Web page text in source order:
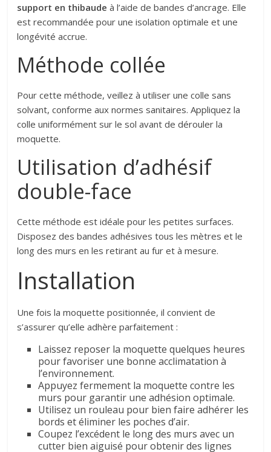
support en thibaude à l’aide de bandes d’ancrage. Elle
est recommandée pour une isolation optimale et une
longévité accrue.
Méthode collée
Pour cette méthode, veillez à utiliser une colle sans
solvant, conforme aux normes sanitaires. Appliquez la
colle uniformément sur le sol avant de dérouler la
moquette.
Utilisation d’adhésif
double-face
Cette méthode est idéale pour les petites surfaces.
Disposez des bandes adhésives tous les mètres et le
long des murs en les retirant au fur et à mesure.
Installation
Une fois la moquette positionnée, il convient de
s’assurer qu’elle adhère parfaitement :
Laissez reposer la moquette quelques heures
pour favoriser une bonne acclimatation à
l’environnement.
Appuyez fermement la moquette contre les
murs pour garantir une adhésion optimale.
Utilisez un rouleau pour bien faire adhérer les
bords et éliminer les poches d’air.
Coupez l’excédent le long des murs avec un
cutter bien aiguisé pour obtenir des lignes